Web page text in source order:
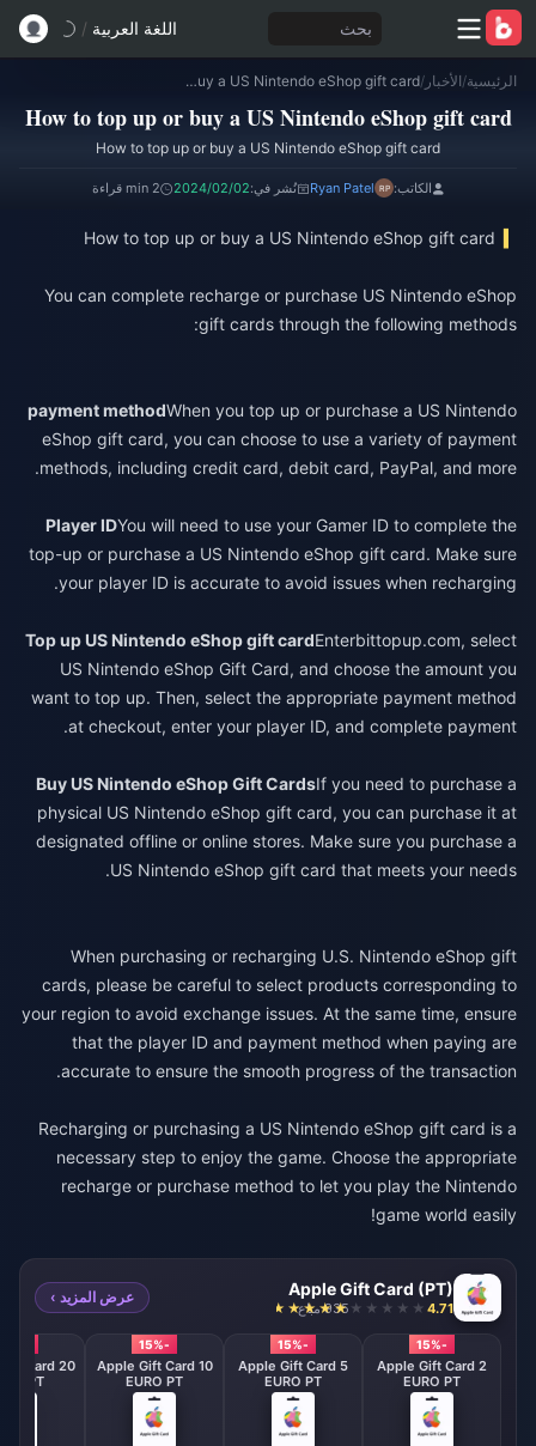
بحث اللغة العربية /
الرئيسية/الأخبار /
How to top up or buy a US Nintendo eShop gift card
How to top up or buy a US Nintendo eShop gift card
How to top up or buy a US Nintendo eShop gift card
الكاتب: Ryan Patel نُشر في:2024/02/02 2 min قراءة
How to top up or buy a US Nintendo eShop gift card
You can complete recharge or purchase US Nintendo eShop
gift cards through the following methods:
payment methodWhen you top up or purchase a US Nintendo
eShop gift card, you can choose to use a variety of payment
methods, including credit card, debit card, PayPal, and more.
Player IDYou will need to use your Gamer ID to complete the
top-up or purchase a US Nintendo eShop gift card. Make sure
your player ID is accurate to avoid issues when recharging.
Top up US Nintendo eShop gift cardEnterbittopup.com, select
US Nintendo eShop Gift Card, and choose the amount you
want to top up. Then, select the appropriate payment method
at checkout, enter your player ID, and complete payment.
Buy US Nintendo eShop Gift CardsIf you need to purchase a
physical US Nintendo eShop gift card, you can purchase it at
designated offline or online stores. Make sure you purchase a
US Nintendo eShop gift card that meets your needs.
When purchasing or recharging U.S. Nintendo eShop gift
cards, please be careful to select products corresponding to
your region to avoid exchange issues. At the same time, ensure
that the player ID and payment method when paying are
accurate to ensure the smooth progress of the transaction.
Recharging or purchasing a US Nintendo eShop gift card is a
necessary step to enjoy the game. Choose the appropriate
recharge or purchase method to let you play the Nintendo
game world easily!
Apple Gift Card (PT)
4.71 935 مباع
عرض المزيد ›
-15%
Apple Gift Card 2
EURO PT
-15%
Apple Gift Card 5
EURO PT
-15%
Apple Gift Card 10
EURO PT
Card 20
PT